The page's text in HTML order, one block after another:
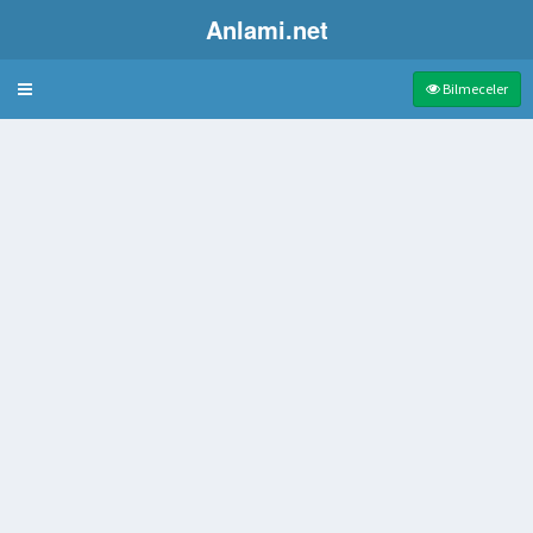
Anlami.net
Bulmaca Bilmeceler